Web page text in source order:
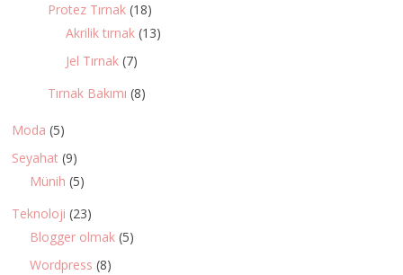
Protez Tırnak (18)
Akrilik tırnak (13)
Jel Tırnak (7)
Tırnak Bakımı (8)
Moda (5)
Seyahat (9)
Münih (5)
Teknoloji (23)
Blogger olmak (5)
Wordpress (8)